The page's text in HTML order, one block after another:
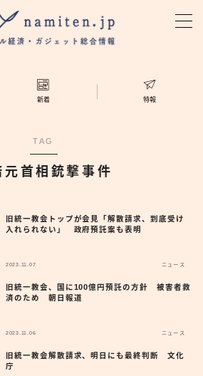
新着 特報
TAG
元首相銃撃事件
旧統一教会トップが会見「解散請求、到底受け
入れられない」 政府預託案も表明
2023.11.07 ニュース
旧統一教会、国に100億円預託の方針 被害者救
済のため 朝日報道
2023.11.06 ニュース
旧統一教会解散請求、明日にも最終判断 文化
庁